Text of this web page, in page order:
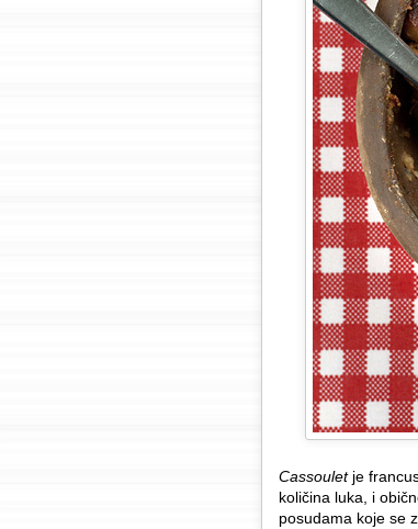
Cassouletje
količina luka, i
posudama koje se